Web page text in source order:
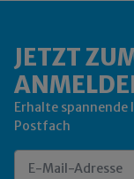
JETZT
Erhalte
Postfach